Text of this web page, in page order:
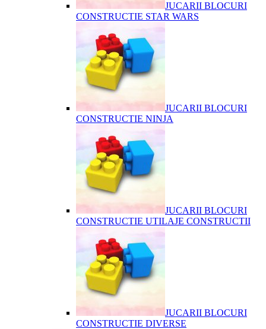
JUCARII BLOCURI
CONSTRUCTIE STAR WARS
JUCARII BLOCURI
CONSTRUCTIE NINJA
JUCARII BLOCURI
CONSTRUCTIE UTILAJE CONSTRUCTII
JUCARII BLOCURI
CONSTRUCTIE DIVERSE